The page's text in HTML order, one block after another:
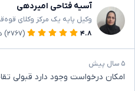
آسیه فتاحی امیردهی
وکیل پایه یک مرکز وکلای
۴.۸
(۲۷۶۷)
۵ سال پیش
امکان درخواست وجود دارد قبولی